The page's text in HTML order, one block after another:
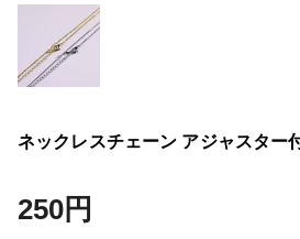
ネックレスチェーン アジャスター
250円